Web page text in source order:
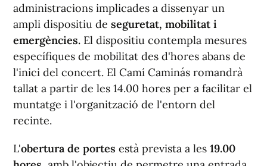
administracions implicades a dissenyar un
ampli dispositiu de seguretat, mobilitat i
emergències. El dispositiu contempla mesures
específiques de mobilitat des d'hores abans de
l'inici del concert. El Camí Caminás romandrà
tallat a partir de les 14.00 hores per a facilitar el
muntatge i l'organització de l'entorn del
recinte.
L'obertura de portes està prevista a les 19.00